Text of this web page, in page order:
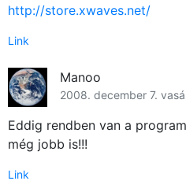
http://store.xwaves.net/
Link
Manoo
2008. december 7.
Eddig rendben van a
még jobb is!!!
Link